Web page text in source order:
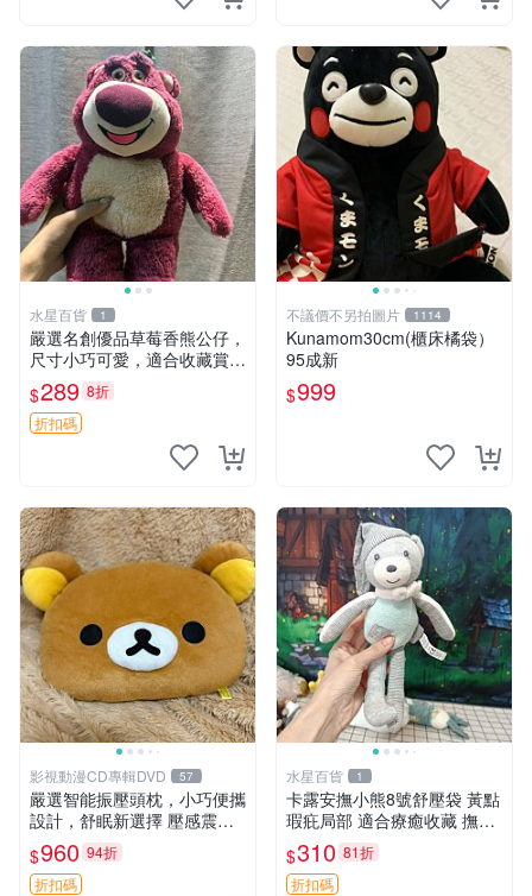
水星百貨 1
嚴選名創優品草莓香熊公仔，
尺寸小巧可愛，適合收藏賞玩
30cm 玩具 公仔 草莓熊
$289 8折
折扣碼
不議價不另拍圖片 1114
Kunamom30cm(櫃床橘袋）
95成新
$999
影視動漫CD專輯DVD 57
嚴選智能振壓頭枕，小巧便攜
設計，舒眠新選擇 壓感震動
頭枕 確切尺寸 小巧便攜
$960 94折
折扣碼
水星百貨 1
卡露安撫小熊8號舒壓袋 黃點
瑕疪局部 適合療癒收藏 撫慰
身心 美肌養護 放鬆好物
$310 81折
折扣碼